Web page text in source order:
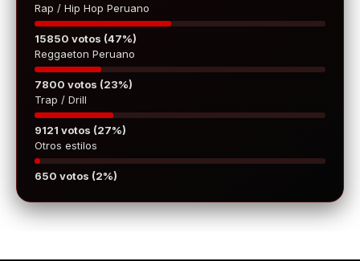
Rap / Hip Hop Peruano
15850 votos (47%)
Reggaeton Peruano
7800 votos (23%)
Trap / Drill
9121 votos (27%)
Otros estilos
650 votos (2%)